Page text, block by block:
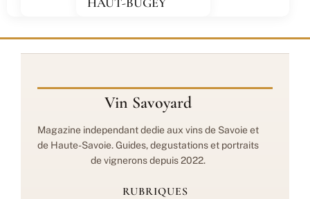
Vin Savoyard
Magazine independant dedie aux vins de Savoie et
de Haute-Savoie. Guides, degustations et portraits
de vignerons depuis 2022.
RUBRIQUES